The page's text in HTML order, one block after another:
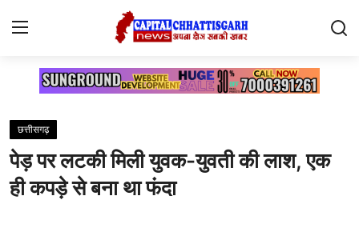
Contact
सारंगढ़
छत्तीसगढ़
पेड़ पर लटकी मिली युवक-युवती की लाश, एक
ही कपड़े से बना था फंदा